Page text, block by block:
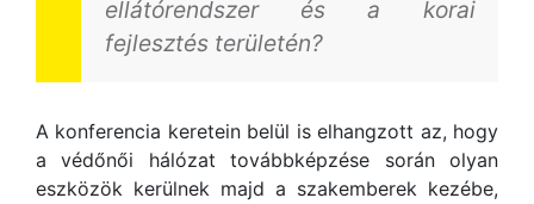
ellátórendszer és a korai
fejlesztés területén?
A konferencia keretein belül is elhangzott az, hogy
a védőnői hálózat továbbképzése során olyan
eszközök kerülnek majd a szakemberek kezébe,